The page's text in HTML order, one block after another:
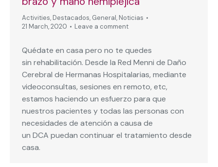
Activities, Destacados, General, Noticias
21 March, 2020
Leave a comment
Quédate en casa pero no te quedes
sin rehabilitación. Desde la Red Menni de Daño
Cerebral de Hermanas Hospitalarias, mediante
videoconsultas, sesiones en remoto, etc,
estamos haciendo un esfuerzo para que
nuestros pacientes y todas las personas con
necesidades de atención a causa de
un DCA puedan continuar el tratamiento desde
casa.